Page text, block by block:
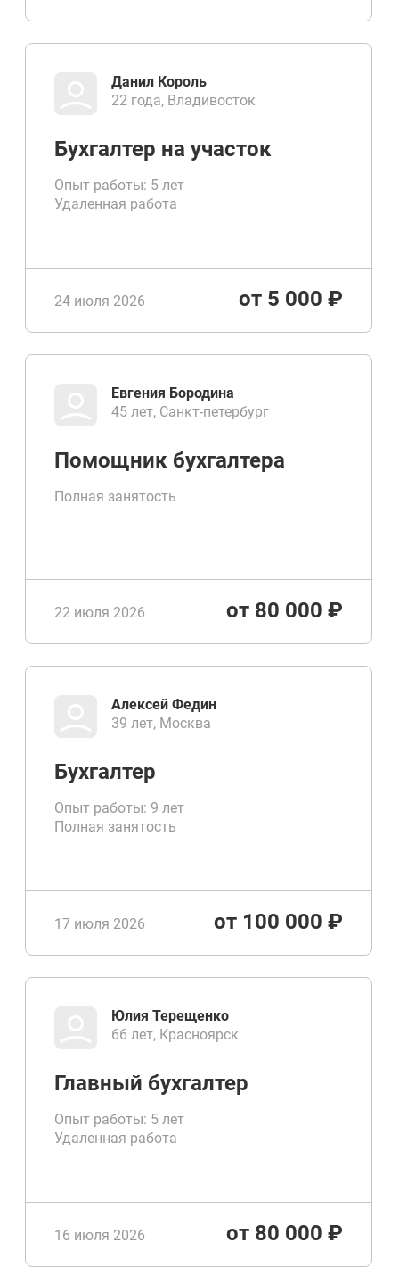
Данил Король
22 года, Владивосток
Бухгалтер на участок
Опыт работы: 5 лет
Удаленная работа
24 июля 2026 от 5 000 ₽
Евгения Бородина
45 лет, Санкт-петербург
Помощник бухгалтера
Полная занятость
22 июля 2026 от 80 000 ₽
Алексей Федин
39 лет, Москва
Бухгалтер
Опыт работы: 9 лет
Полная занятость
17 июля 2026 от 100 000 ₽
Юлия Терещенко
66 лет, Красноярск
Главный бухгалтер
Опыт работы: 5 лет
Удаленная работа
16 июля 2026 от 80 000 ₽